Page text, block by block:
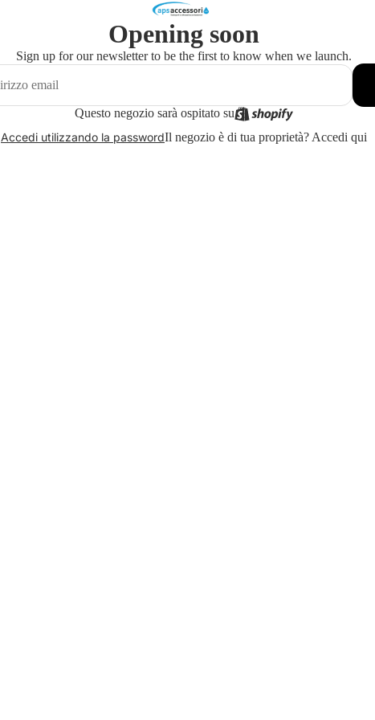
Opening soon
Sign up for our newsletter to be the first to know when we launch.
Questo negozio sarà ospitato su
Accedi utilizzando la passwordIl negozio è di tua proprietà? Accedi qui